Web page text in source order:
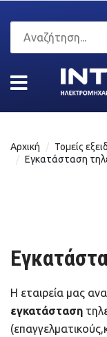
Αρχική Τομείς
Εγκατάσταση
Η εταιρεία μας
εγκατάσταση